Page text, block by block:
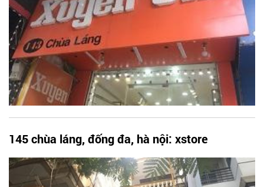
145 chùa láng, đống đa, hà nội: xstore